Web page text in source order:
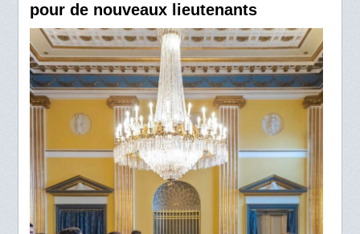
pour de nouveaux lieutenants